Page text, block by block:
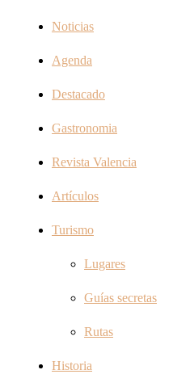
Noticias
Agenda
Destacado
Gastronomia
Revista Valencia
Artículos
Turismo
Lugares
Guías secretas
Rutas
Historia